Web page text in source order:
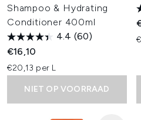
Shampoo & Hydrating
Conditioner 400ml
4.4 (60)
€16,10
€20,13 per L
NIET OP VOORRAAD